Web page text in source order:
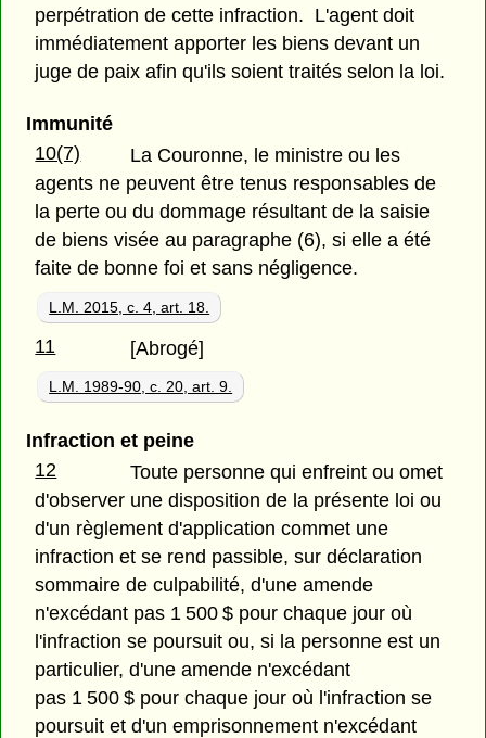
perpétration de cette infraction. L'agent doit
immédiatement apporter les biens devant un
juge de paix afin qu'ils soient traités selon la loi.
Immunité
10(7)
La Couronne, le ministre ou les
agents ne peuvent être tenus responsables de
la perte ou du dommage résultant de la saisie
de biens visée au paragraphe (6), si elle a été
faite de bonne foi et sans négligence.
L.M. 2015, c. 4, art. 18.
11 [Abrogé]
L.M. 1989-90, c. 20, art. 9.
Infraction et peine
12
Toute personne qui enfreint ou omet
d'observer une disposition de la présente loi ou
d'un règlement d'application commet une
infraction et se rend passible, sur déclaration
sommaire de culpabilité, d'une amende
n'excédant pas 1 500 $ pour chaque jour où
l'infraction se poursuit ou, si la personne est un
particulier, d'une amende n'excédant
pas 1 500 $ pour chaque jour où l'infraction se
poursuit et d'un emprisonnement n'excédant